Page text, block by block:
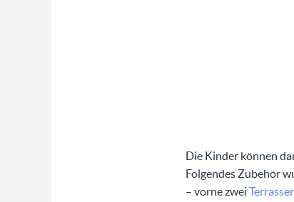
Die Kinder können
Folgendes Zubehör
– vorne zwei